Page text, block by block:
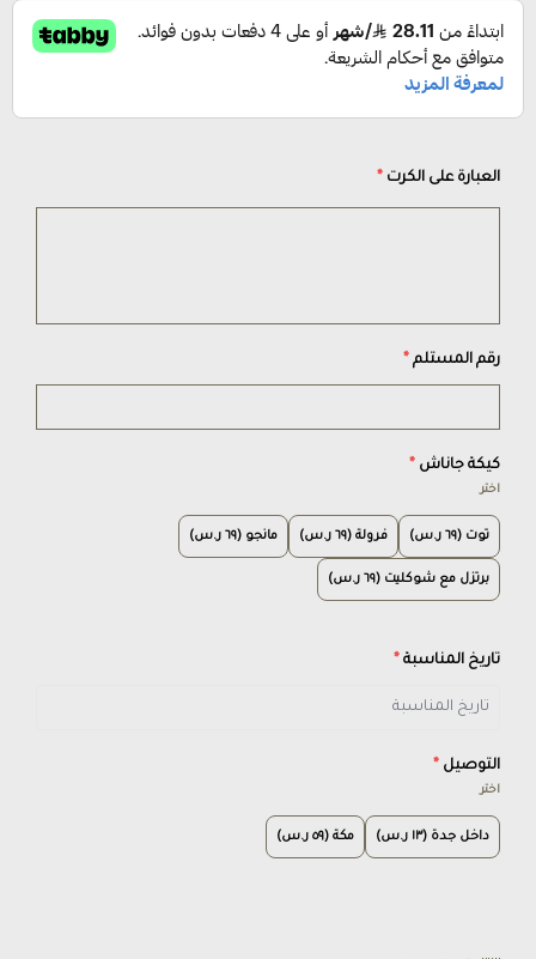
العبارة على الكرت *
رقم المستلم *
كيكة جاناش *
اختر
توت (٦٩ ر.س) فرولة (٦٩ ر.س) مانجو (٦٩ ر.س)
برتزل مع شوكليت (٦٩ ر.س)
تاريخ المناسبة *
التوصيل *
اختر
داخل جدة (١٣ ر.س) مكة (٥٩ ر.س)